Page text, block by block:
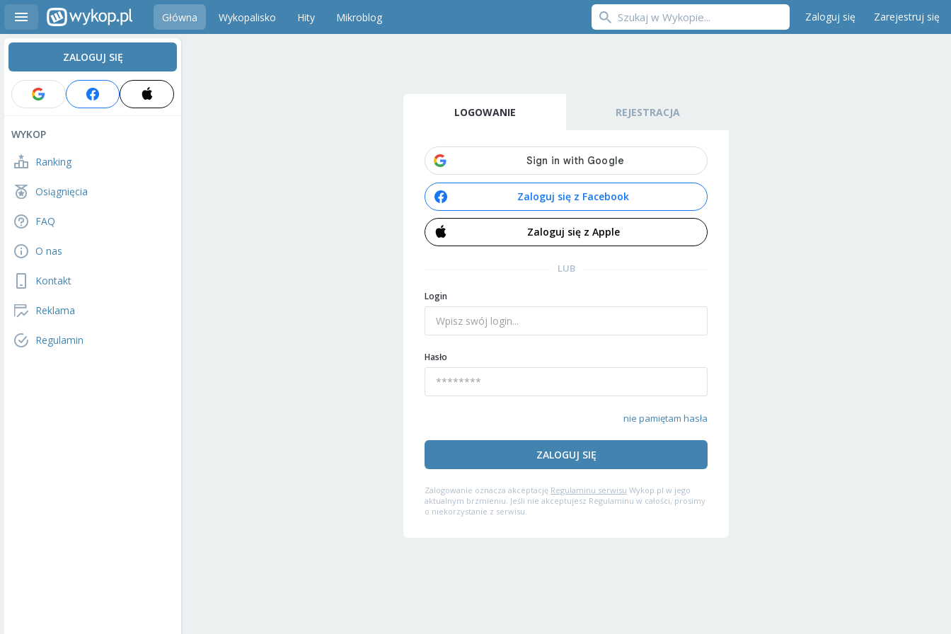
Główna Wykopalisko Hity Mikroblog Zaloguj się Zarejestruj się
ZALOGUJ SIĘ
WYKOP
Ranking
Osiągnięcia
FAQ
O nas
Kontakt
Reklama
Regulamin
LOGOWANIE REJESTRACJA
Zaloguj się z Facebook
Zaloguj się z Apple
LUB
Login
Hasło
nie pamiętam hasła
ZALOGUJ SIĘ
Zalogowanie oznacza akceptację Regulaminu serwisu Wykop.pl w jego
aktualnym brzmieniu. Jeśli nie akceptujesz Regulaminu w całości, prosimy
o niekorzystanie z serwisu.